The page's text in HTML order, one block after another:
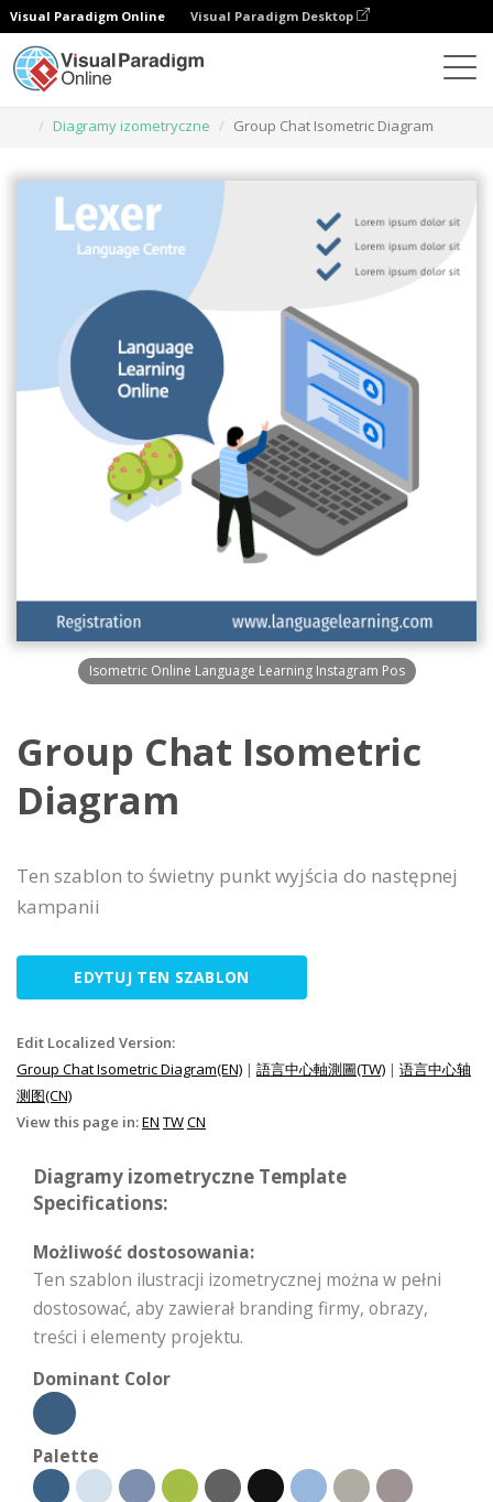
Visual Paradigm Online Visual Paradigm Desktop
Diagramy izometryczne
Group Chat Isometric Diagram
Isometric Online Language Learning Instagram Pos
Group Chat Isometric
Diagram
Ten szablon to świetny punkt wyjścia do następnej
kampanii
EDYTUJ TEN SZABLON
Edit Localized Version:
Group Chat Isometric Diagram(EN) | 語言中心軸測圖(TW) | 语言中心轴
测图(CN)
View this page in:EN TWCN
Diagramy izometryczne Template
Specifications:
Możliwość dostosowania:
Ten szablon ilustracji izometrycznej można w pełni
dostosować, aby zawierał branding firmy, obrazy,
treści i elementy projektu.
Dominant Color
Palette